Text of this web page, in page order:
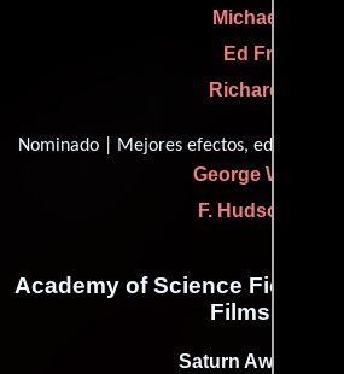
Michael Mills
Ed French
Richard Snell
Nominado | Mejores efectos, edición de
George Watters II
F. Hudson Miller
Academy of Science Fiction,
Films, USA
Saturn Award